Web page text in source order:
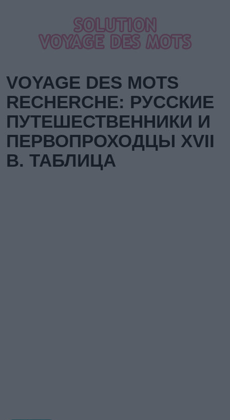
VOYAGE DES MOTS
RECHERCHE: РУССКИЕ
ПУТЕШЕСТВЕННИКИ И
ПЕРВОПРОХОДЦЫ XVII
В. ТАБЛИЦА